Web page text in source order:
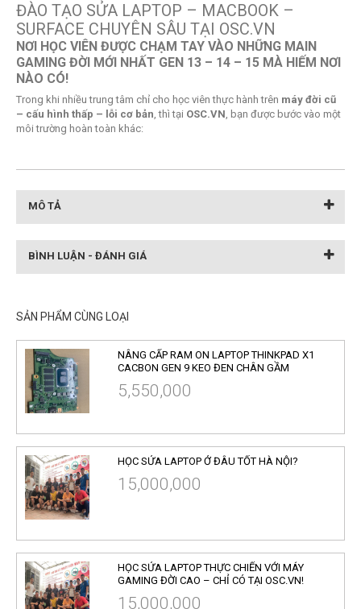
ĐÀO TẠO SỬA LAPTOP – MACBOOK –
SURFACE CHUYÊN SÂU TẠI OSC.VN
NƠI HỌC VIÊN ĐƯỢC CHẠM TAY VÀO NHỮNG MAIN
GAMING ĐỜI MỚI NHẤT GEN 13 – 14 – 15 MÀ HIẾM NƠI
NÀO CÓ!
Trong khi nhiều trung tâm chỉ cho học viên thực hành trên máy đời cũ
– cấu hình thấp – lỗi cơ bản, thì tại OSC.VN, bạn được bước vào một
môi trường hoàn toàn khác:
MÔ TẢ
BÌNH LUẬN - ĐÁNH GIÁ
SẢN PHẨM CÙNG LOẠI
NÂNG CẤP RAM ON LAPTOP THINKPAD X1
CACBON GEN 9 KEO ĐEN CHÂN GẦM
5,550,000
HỌC SỬA LAPTOP Ở ĐÂU TỐT HÀ NỘI?
15,000,000
HỌC SỬA LAPTOP THỰC CHIẾN VỚI MÁY
GAMING ĐỜI CAO – CHỈ CÓ TẠI OSC.VN!
15,000,000